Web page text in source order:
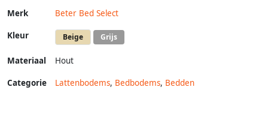
Merk Beter Bed Select
Kleur Beige Grijs
Materiaal Hout
Categorie Lattenbodems, Bedbodems, Bedden